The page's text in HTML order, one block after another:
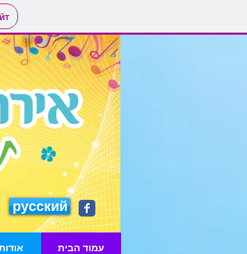
русский
עמוד הבית